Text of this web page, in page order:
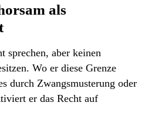
als
sprechen, aber keinen
Wo er diese Grenze
durch Zwangsmusterung oder
er das Recht auf